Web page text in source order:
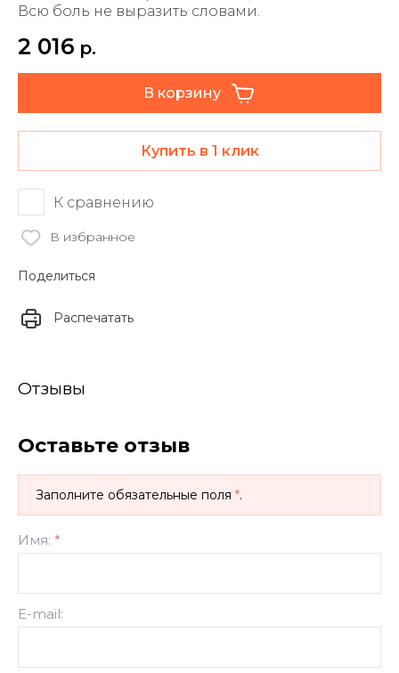
Всю боль не выразить словами.
2 016 р.
В корзину
Купить в 1 клик
К сравнению
В избранное
Поделиться
Распечатать
Отзывы
Оставьте отзыв
Заполните обязательные поля *.
Имя: *
E-mail: